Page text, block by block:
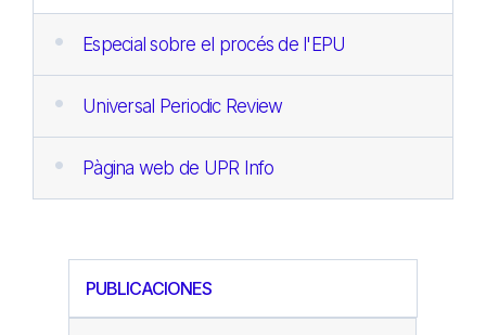
Especial sobre el procés de l'EPU
Universal Periodic Review
Pàgina web de UPR Info
PUBLICACIONES